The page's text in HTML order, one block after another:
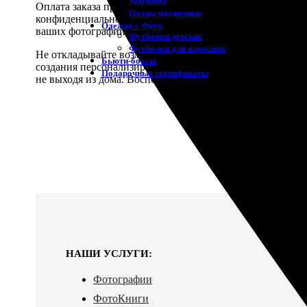
Пазлы магнитные
Одежда с Фото
Футболки детские
Футболки для взрослых
Бьюти-боксы
Подарочные сертификаты
Оплата заказа производится непосредственно через
конфиденциальность и защиту всех ваших платежных
ваших фотографий в формате 10х10 на выбранной
Не откладывайте возможность оживить свои цифровые
создания персонализированного фотоальбома. Сервис
не выходя из дома. Воспользуйтесь нашим сервисом уже
НАШИ УСЛУГИ:
Фотографии
ФотоКниги